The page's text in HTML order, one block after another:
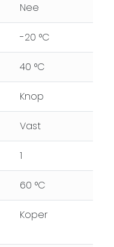
Nee
-20 °C
40 °C
Knop
Vast
1
60 °C
Koper